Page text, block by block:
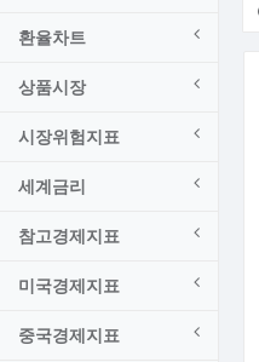
환율차트
상품시장
시장위험지표
세계금리
참고경제지표
미국경제지표
중국경제지표